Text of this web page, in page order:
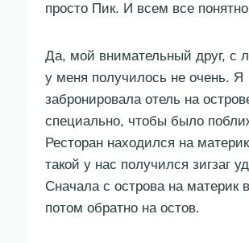
просто Пик. И всем все
Да, мой внимательный друг, с
у меня получилось не очень. Я
забронировала отель на
специально, чтобы было
Ресторан находился на
такой у нас получился зигзаг
Сначала с острова на материк
потом обратно на остов.